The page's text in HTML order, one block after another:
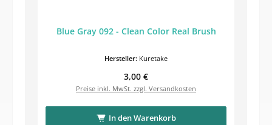
Blue Gray 092 - Clean Color Real Brush
Hersteller: Kuretake
Regulärer Preis:
3,00 €
Preise inkl. MwSt. zzgl. Versandkosten
In den Warenkorb